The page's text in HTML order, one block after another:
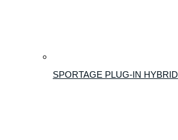
SPORTAGE PLUG-IN HYBRID